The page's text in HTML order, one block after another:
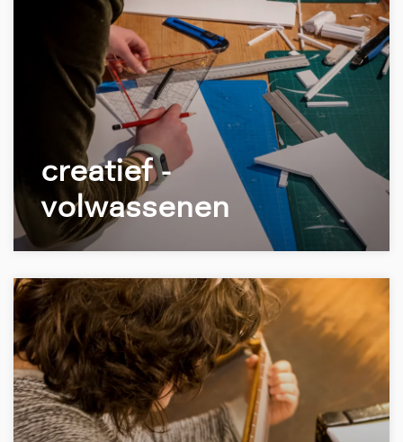
creatief -
volwassenen